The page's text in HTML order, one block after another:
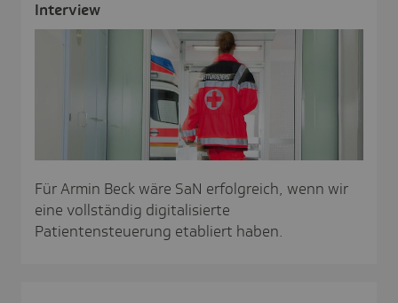
Inter­view
Für Armin Beck wäre SaN erfolgreich, wenn wir
eine vollständig digitalisierte
Patientensteuerung etabliert haben.